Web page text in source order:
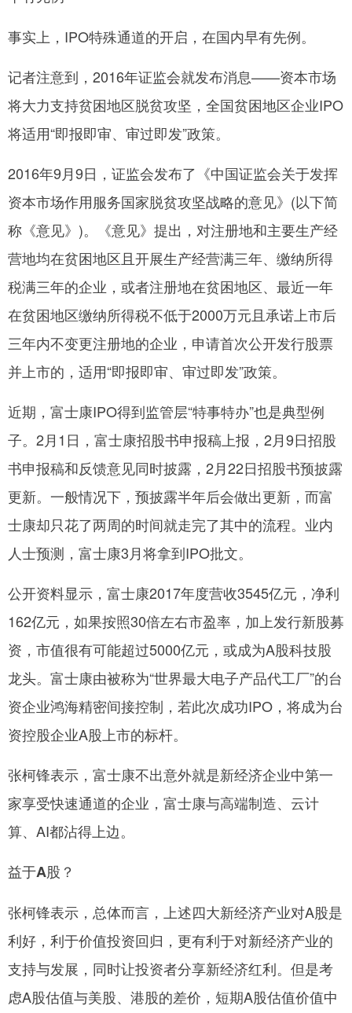
事实上，IPO特殊通道的开启，在国内早有先例。
记者注意到，2016年证监会就发布消息——资本市场
将大力支持贫困地区脱贫攻坚，全国贫困地区企业IPO
将适用“即报即审、审过即发”政策。
2016年9月9日，证监会发布了《中国证监会关于发挥
资本市场作用服务国家脱贫攻坚战略的意见》(以下简
称《意见》)。《意见》提出，对注册地和主要生产经
营地均在贫困地区且开展生产经营满三年、缴纳所得
税满三年的企业，或者注册地在贫困地区、最近一年
在贫困地区缴纳所得税不低于2000万元且承诺上市后
三年内不变更注册地的企业，申请首次公开发行股票
并上市的，适用“即报即审、审过即发”政策。
近期，富士康IPO得到监管层“特事特办”也是典型例
子。2月1日，富士康招股书申报稿上报，2月9日招股
书申报稿和反馈意见同时披露，2月22日招股书预披露
更新。一般情况下，预披露半年后会做出更新，而富
士康却只花了两周的时间就走完了其中的流程。业内
人士预测，富士康3月将拿到IPO批文。
公开资料显示，富士康2017年度营收3545亿元，净利
162亿元，如果按照30倍左右市盈率，加上发行新股募
资，市值很有可能超过5000亿元，或成为A股科技股
龙头。富士康由被称为“世界最大电子产品代工厂”的台
资企业鸿海精密间接控制，若此次成功IPO，将成为台
资控股企业A股上市的标杆。
张柯锋表示，富士康不出意外就是新经济企业中第一
家享受快速通道的企业，富士康与高端制造、云计
算、AI都沾得上边。
益于A股？
张柯锋表示，总体而言，上述四大新经济产业对A股是
利好，利于价值投资回归，更有利于对新经济产业的
支持与发展，同时让投资者分享新经济红利。但是考
虑A股估值与美股、港股的差价，短期A股估值价值中